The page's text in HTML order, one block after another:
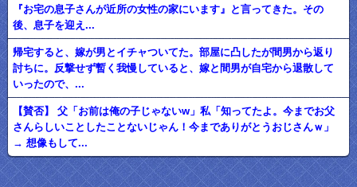
『お宅の息子さんが近所の女性の家にいます』と言ってきた。その
後、息子を迎え...
帰宅すると、嫁が男とイチャついてた。部屋に凸したが間男から返り
討ちに。反撃せず暫く我慢していると、嫁と間男が自宅から退散して
いったので、...
【賛否】 父「お前は俺の子じゃないw」私「知ってたよ。今までお父
さんらしいことしたことないじゃん！今までありがとうおじさんｗ」
→ 想像もして...